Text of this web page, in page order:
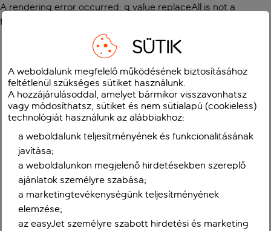
A rendering error occurred: g.value.replaceAll is not a
function
SÜTIK
A weboldalunk megfelelő működésének biztosításához
feltétlenül szükséges sütiket használunk.
A hozzájárulásoddal, amelyet bármikor visszavonhatsz
vagy módosíthatsz, sütiket és nem sütialapú (cookieless)
technológiát használunk az alábbiakhoz:
a weboldalunk teljesítményének és funkcionalitásának
javítása;
a weboldalunkon megjelenő hirdetésekben szereplő
ajánlatok személyre szabása;
a marketingtevékenységünk teljesítményének
elemzése;
az easyJet személyre szabott hirdetési és marketing